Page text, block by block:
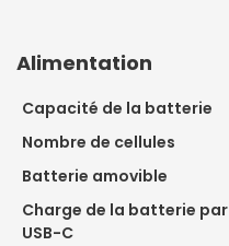
Alimentation
Capacité de la batterie
Nombre de cellules
Batterie amovible
Charge de la batterie par
USB-C